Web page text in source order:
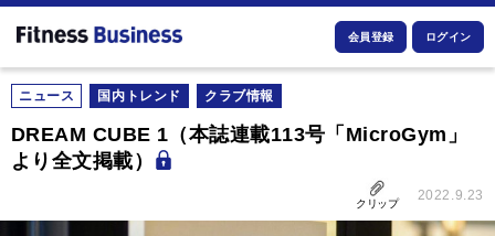
会員登録 ログイン
ニュース 国内トレンド クラブ情報
DREAM CUBE 1（本誌連載113号「MicroGym」
より全文掲載）
クリップ
2022.9.23